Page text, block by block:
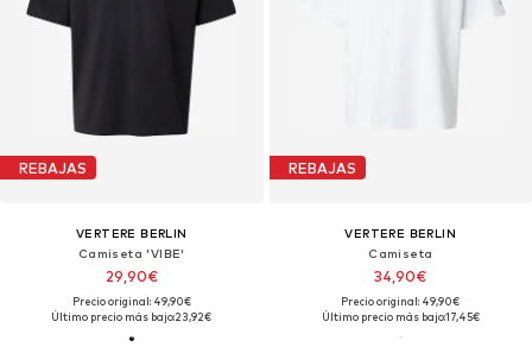
REBAJAS
VERTERE BERLIN
Camiseta 'VIBE'
29,90€
Precio original: 49,90€
Último precio más bajo:23,92€
REBAJAS
VERTERE BERLIN
Camiseta
34,90€
Precio original: 49,90€
Último precio más bajo:17,45€